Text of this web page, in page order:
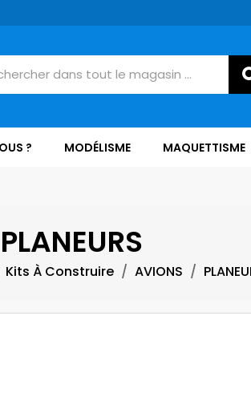
? MODÉLISME MAQUETTISME
PLANEURS
Kits À Construire AVIONS